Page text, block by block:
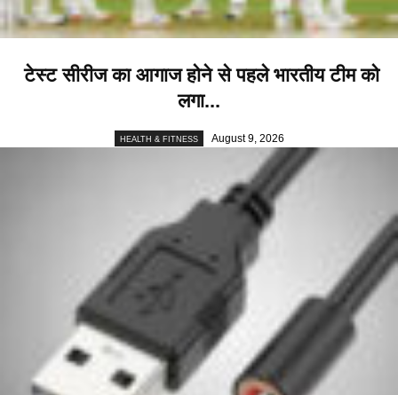
टेस्ट सीरीज का आगाज होने से पहले भारतीय टीम को
लगा...
HEALTH & FITNESS August 9, 2026